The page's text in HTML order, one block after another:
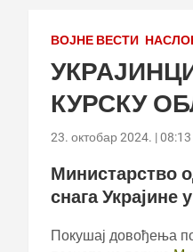
ВОЈНЕ ВЕСТИ
КУРСКУ
23. октобар 2024. | 08:13
Министарство
снага Украјине
Покушај довођења